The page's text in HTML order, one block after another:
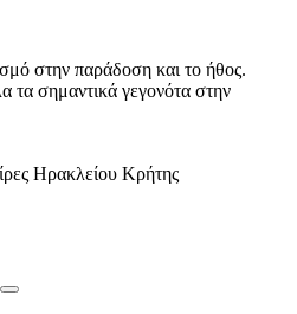
στην παράδοση και το ήθος.
τα σημαντικά γεγονότα στην
Ηρακλείου Κρήτης